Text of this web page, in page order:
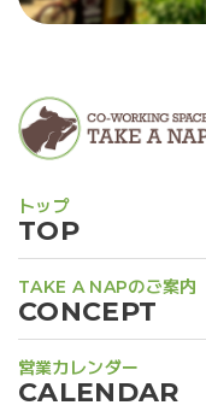
TOP
トップ
CONCEPT
TAKE A NAPのご案内
CALENDAR
営業カレンダー